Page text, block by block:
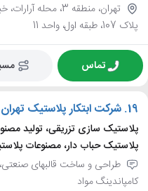
تهران، منطقه 3،
پلاک 107، طبقه اول، واحد 11
تماس
19. شرکت ابتکار پلاستیک تهران
پلاستیک سازی تزریقی، تولید
پلاستیک حباب دار، مصنوعات
طراحی و ساخت قالبهای
کامپاندینگ مواد